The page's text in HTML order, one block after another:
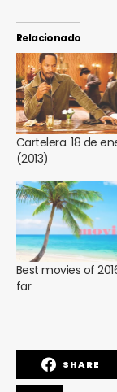
Relacionado
Cartelera. 18 de
(2013)
Best movies of
far
SHARE